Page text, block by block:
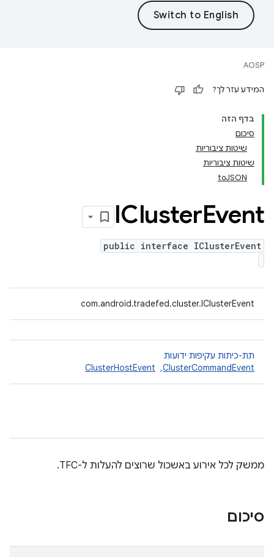
AOSP
המידע עזר לך?
בדף הזה
סיכום
שיטות ציבוריות
שיטות ציבוריות
toJSON
IClusterEvent
public interface IClusterEvent
com.android.tradefed.cluster.IClusterEvent
תת-כיתות עקיפות ידועות
ClusterCommandEvent
, ‏
ClusterHostEvent
ממשק לכל אירוע באשכול שרוצים להעלות ל-TFC.
סיכום